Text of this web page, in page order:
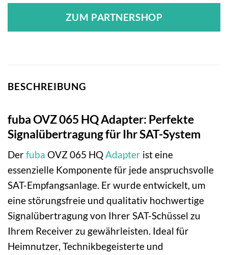
ZUM PARTNERSHOP
BESCHREIBUNG
fuba OVZ 065 HQ Adapter: Perfekte
Signalübertragung für Ihr SAT-System
Derfuba OVZ 065 HQAdapter ist eine
essenzielle Komponente für jede anspruchsvolle
SAT-Empfangsanlage. Er wurde entwickelt, um
eine störungsfreie und qualitativ hochwertige
Signalübertragung von Ihrer SAT-Schüssel zu
Ihrem Receiver zu gewährleisten. Ideal für
Heimnutzer, Technikbegeisterte und